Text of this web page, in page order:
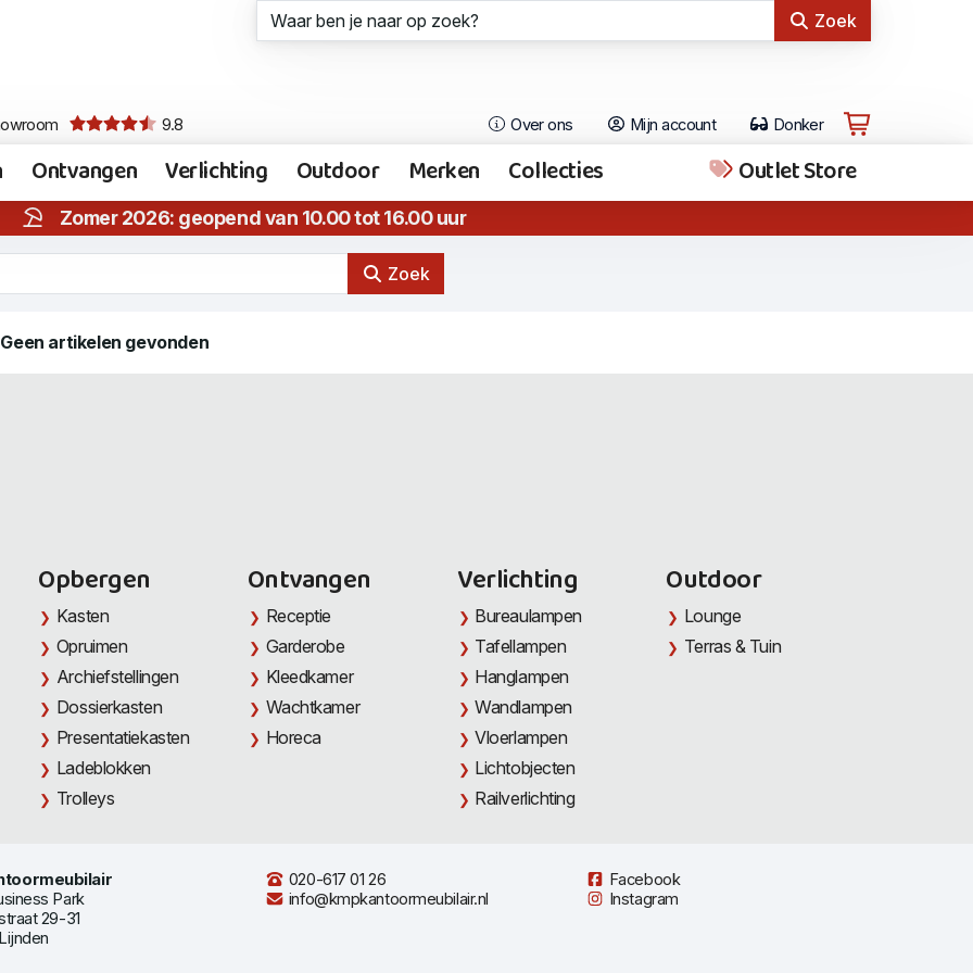
Zoek
9.8 Over ons Mijn account Donker
Ontvangen Verlichting Outdoor Merken Collecties Outlet Store
Zomer 2026: geopend van 10.00 tot 16.00 uur
Zoek
Geen artikelen gevonden
Opbergen
Kasten
Opruimen
Archiefstellingen
Dossierkasten
Presentatiekasten
Ladeblokken
Trolleys
Ontvangen
Receptie
Garderobe
Kleedkamer
Wachtkamer
Horeca
Verlichting
Bureaulampen
Tafellampen
Hanglampen
Wandlampen
Vloerlampen
Lichtobjecten
Railverlichting
Outdoor
Lounge
Terras & Tuin
Park
29-31
020-617 01 26
info@kmpkantoormeubilair.nl
Facebook
Instagram